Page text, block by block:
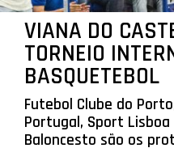
VIANA DO
TORNEIO
BASQUETEBOL
Futebol Clube do
Portugal, Sport Lisboa
Baloncesto são os